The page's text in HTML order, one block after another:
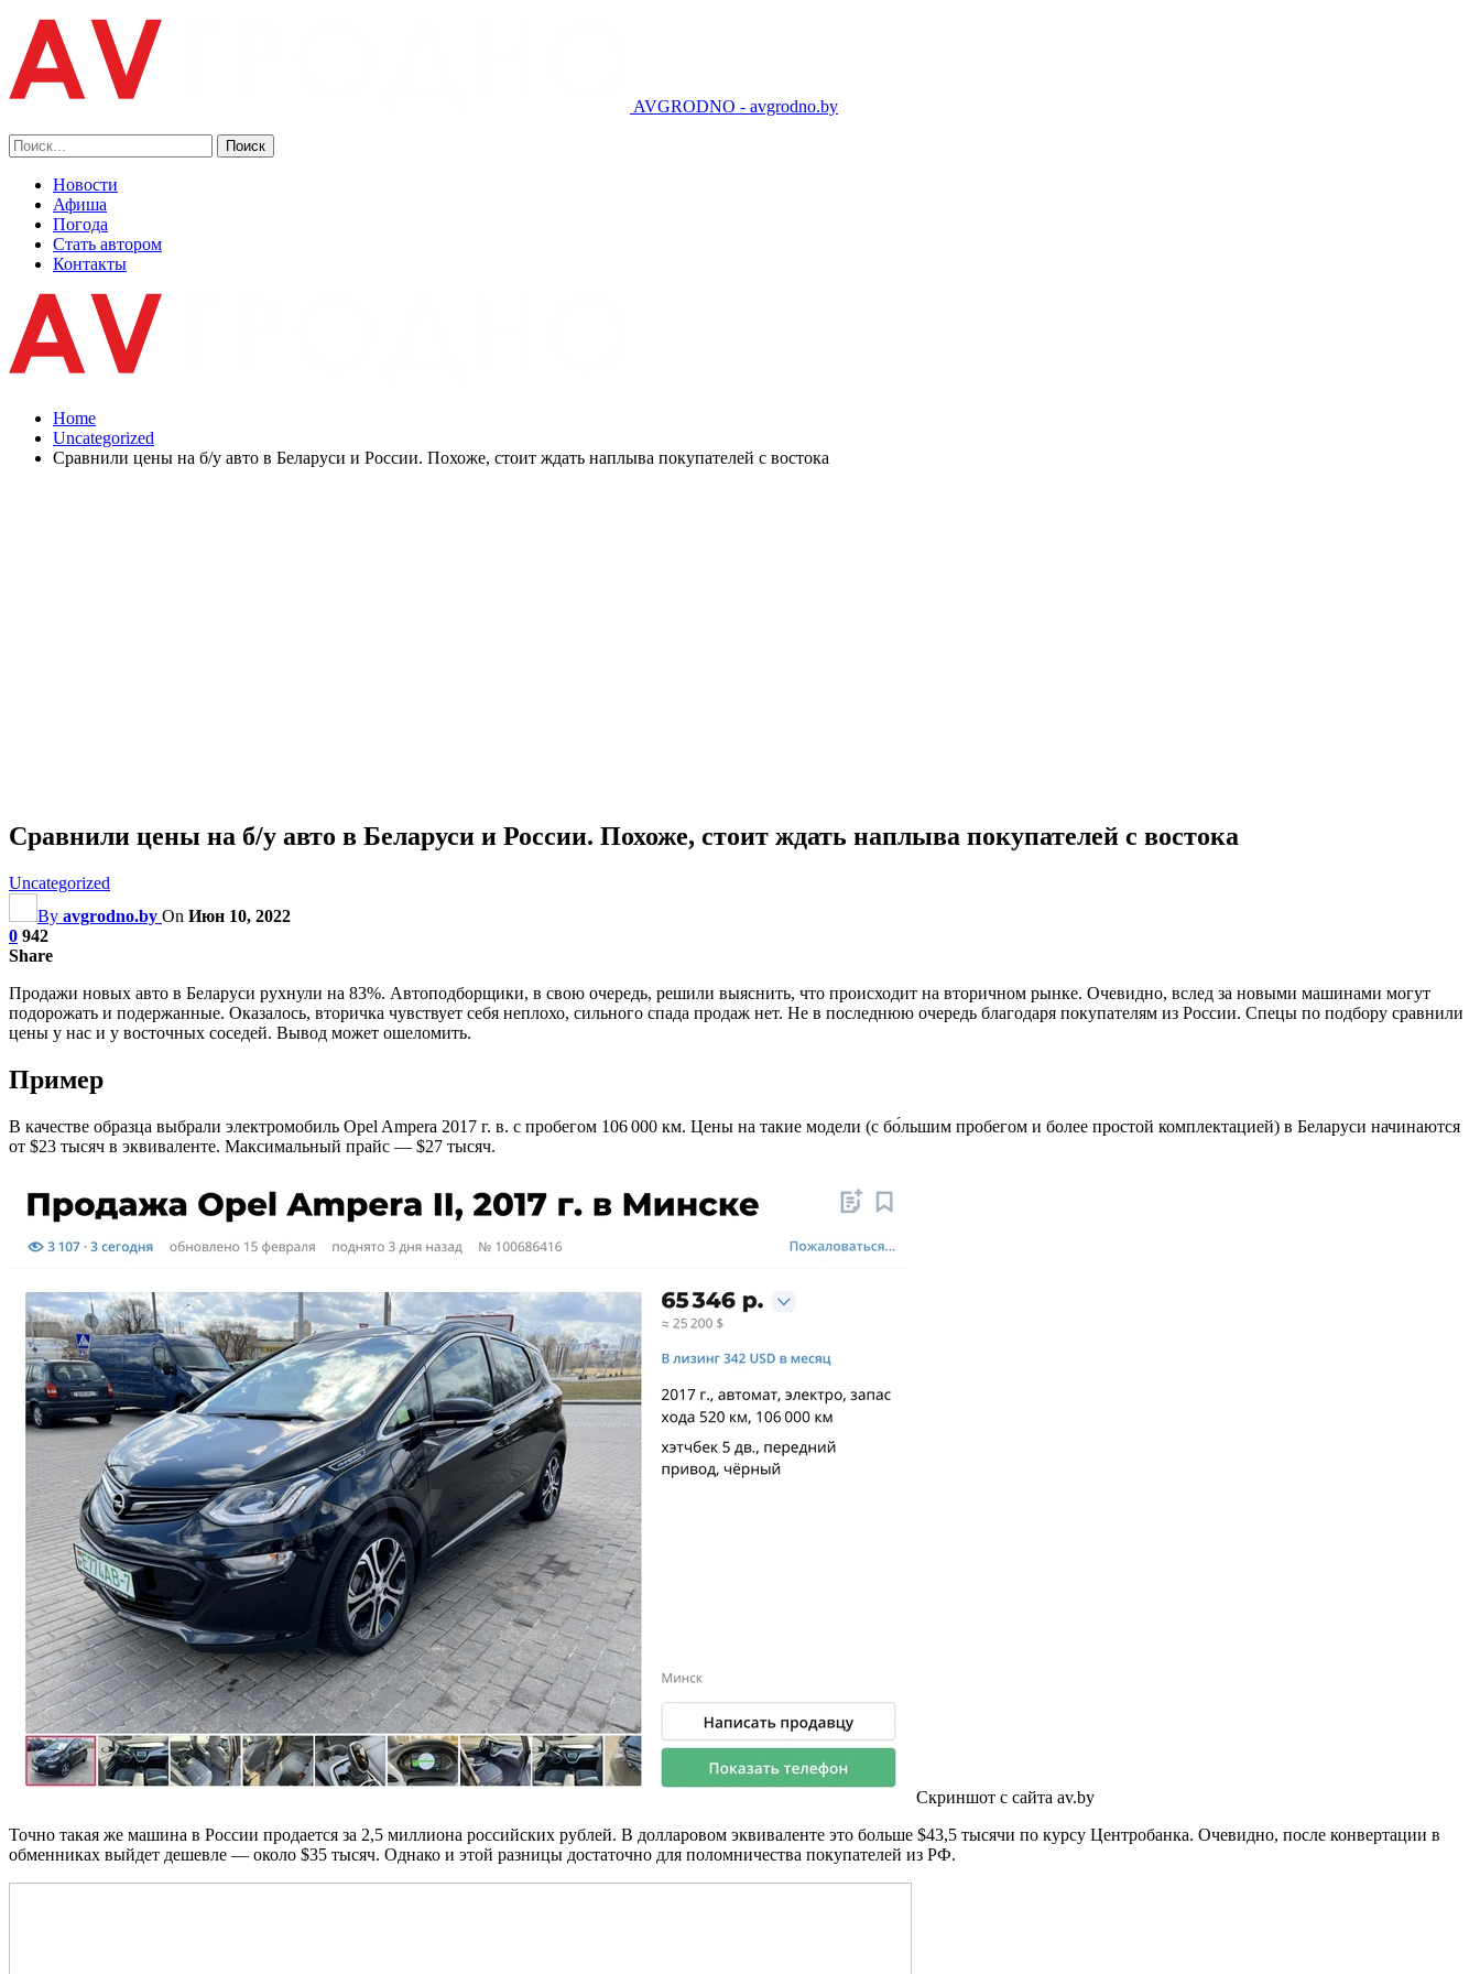
AVGRODNO - avgrodno.by
Новости
Афиша
Погода
Стать автором
Контакты
Home
Uncategorized
Сравнили цены на б/у авто в Беларуси и России. Похоже, стоит ждать наплыва покупателей с востока
Сравнили цены на б/у авто в Беларуси и России. Похоже, стоит ждать наплыва покупателей с востока
Uncategorized
By avgrodno.by On Июн 10, 2022
0 942
Share
Продажи новых авто в Беларуси рухнули на 83%. Автоподборщики, в свою очередь, решили выяснить, что происходит на вторичном рынке. Очевидно, вслед за новыми машинами могут
подорожать и подержанные. Оказалось, вторичка чувствует себя неплохо, сильного спада продаж нет. Не в последнюю очередь благодаря покупателям из России. Спецы по подбору сравнили
цены у нас и у восточных соседей. Вывод может ошеломить.
Пример
В качестве образца выбрали электромобиль Opel Ampera 2017 г. в. с пробегом 106 000 км. Цены на такие модели (с бо́льшим пробегом и более простой комплектацией) в Беларуси начинаются
от $23 тысяч в эквиваленте. Максимальный прайс — $27 тысяч.
Скриншот с сайта av.by
Точно такая же машина в России продается за 2,5 миллиона российских рублей. В долларовом эквиваленте это больше $43,5 тысячи по курсу Центробанка. Очевидно, после конвертации в
обменниках выйдет дешевле — около $35 тысяч. Однако и этой разницы достаточно для поломничества покупателей из РФ.